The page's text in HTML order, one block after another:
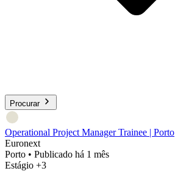
Procurar
Operational Project Manager Trainee | Porto
Euronext
Porto • Publicado há 1 mês
Estágio +3